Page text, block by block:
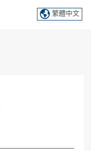
繁體中文